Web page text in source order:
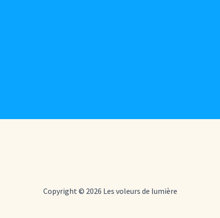
Copyright © 2026 Les voleurs de lumière